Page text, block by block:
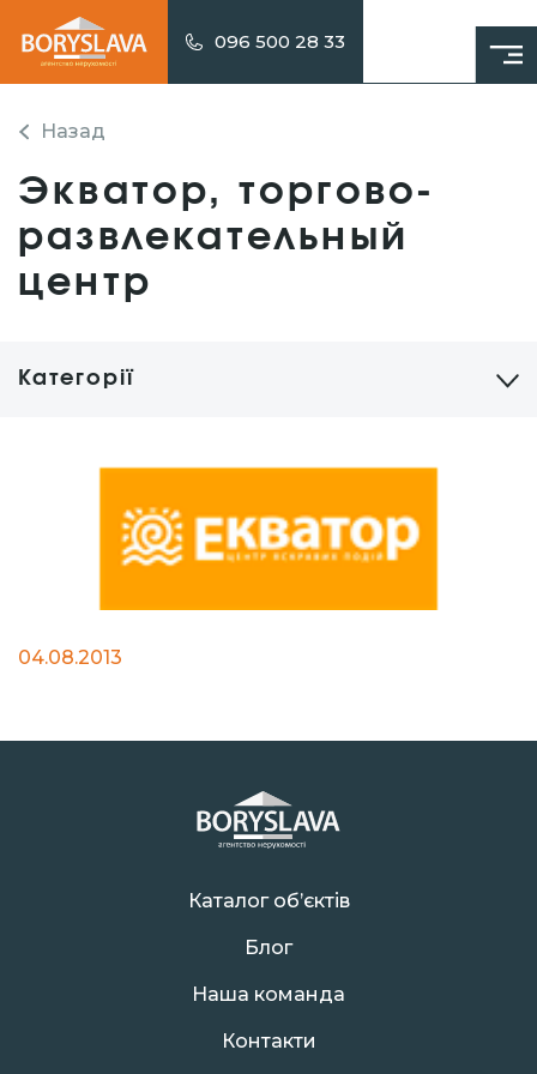
096 500 28 33
Назад
Экватор, торгово-
развлекательный
центр
04.08.2013
Категорії
Каталог об’єктів
Блог
Наша команда
Контакти